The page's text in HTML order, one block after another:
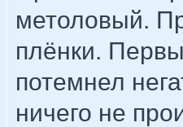
метоловый.
плёнки.
потемнел
ничего не